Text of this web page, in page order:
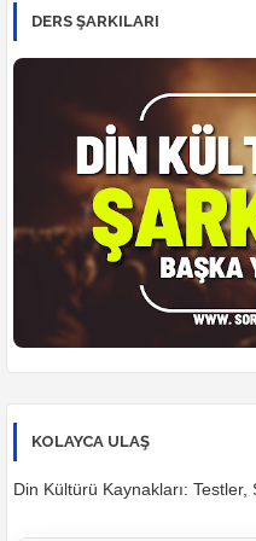
DERS ŞARKILARI
KOLAYCA ULAŞ
Din Kültürü Kaynakları: Testler,